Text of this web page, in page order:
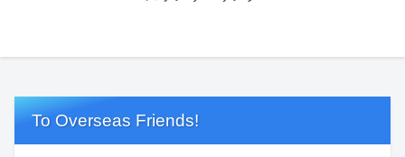
To Overseas Friends!